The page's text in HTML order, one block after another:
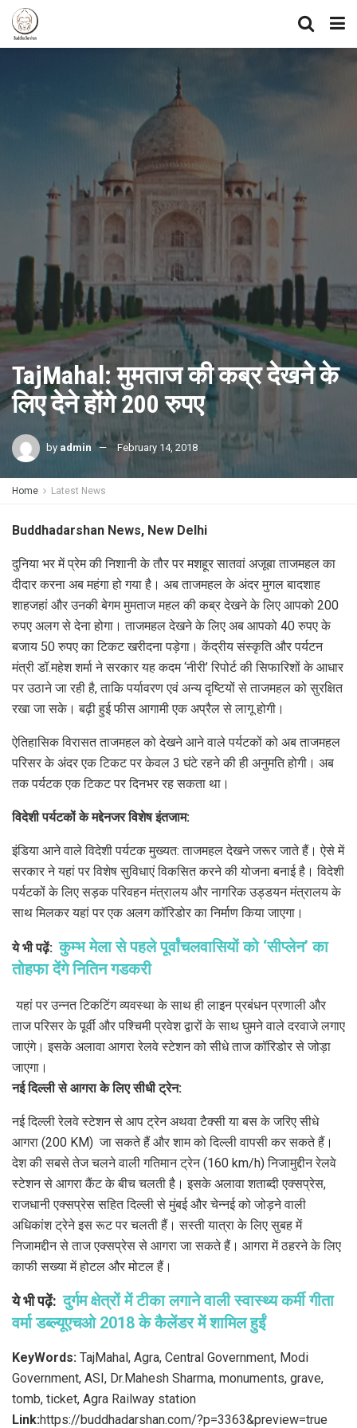
TajMahal: मुमताज की कब्र देखने के
लिए देने होंगे 200 रुपए
by admin February 14, 2018
Home Latest News
Buddhadarshan News, New Delhi
दुनिया भर में प्रेम की निशानी के तौर पर मशहूर सातवां अजूबा ताजमहल का
दीदार करना अब महंगा हो गया है। अब ताजमहल के अंदर मुगल बादशाह
शाहजहां और उनकी बेगम मुमताज महल की कब्र देखने के लिए आपको 200
रुपए अलग से देना होगा। ताजमहल देखने के लिए अब आपको 40 रुपए के
बजाय 50 रुपए का टिकट खरीदना पड़ेगा। केंद्रीय संस्कृति और पर्यटन
मंत्री डॉ.महेश शर्मा ने सरकार यह कदम ‘नीरी’ रिपोर्ट की सिफारिशों के आधार
पर उठाने जा रही है, ताकि पर्यावरण एवं अन्य दृष्टियों से ताजमहल को सुरक्षित
रखा जा सके। बढ़ी हुई फीस आगामी एक अप्रैल से लागू होगी।
ऐतिहासिक विरासत ताजमहल को देखने आने वाले पर्यटकों को अब ताजमहल
परिसर के अंदर एक टिकट पर केवल 3 घंटे रहने की ही अनुमति होगी। अब
तक पर्यटक एक टिकट पर दिनभर रह सकता था।
विदेशी पर्यटकों के मद्देनजर विशेष इंतजाम:
इंडिया आने वाले विदेशी पर्यटक मुख्यत: ताजमहल देखने जरूर जाते हैं। ऐसे में
सरकार ने यहां पर विशेष सुविधाएं विकसित करने की योजना बनाई है। विदेशी
पर्यटकों के लिए सड़क परिवहन मंत्रालय और नागरिक उड्डयन मंत्रालय के
साथ मिलकर यहां पर एक अलग कॉरिडोर का निर्माण किया जाएगा।
ये भी पढ़ें:कुम्भ मेला से पहले पूर्वांचलवासियों को ‘सीप्लेन’ का
तोहफा देंगे नितिन गडकरी
यहां पर उन्नत टिकटिंग व्यवस्था के साथ ही लाइन प्रबंधन प्रणाली और
ताज परिसर के पूर्वी और पश्चिमी प्रवेश द्वारों के साथ घुमने वाले दरवाजे लगाए
जाएंगे। इसके अलावा आगरा रेलवे स्टेशन को सीधे ताज कॉरिडोर से जोड़ा
जाएगा।
नई दिल्ली से आगरा के लिए सीधी ट्रेन:
नई दिल्ली रेलवे स्टेशन से आप ट्रेन अथवा टैक्सी या बस के जरिए सीधे
आगरा (200 KM) जा सकते हैं और शाम को दिल्ली वापसी कर सकते हैं।
देश की सबसे तेज चलने वाली गतिमान ट्रेन (160 km/h) निजामुद्दीन रेलवे
स्टेशन से आगरा कैंट के बीच चलती है। इसके अलावा शताब्दी एक्सप्रेस,
राजधानी एक्सप्रेस सहित दिल्ली से मुंबई और चेन्नई को जोड़ने वाली
अधिकांश ट्रेने इस रूट पर चलती हैं। सस्ती यात्रा के लिए सुबह में
निजामद्दीन से ताज एक्सप्रेस से आगरा जा सकते हैं। आगरा में ठहरने के लिए
काफी सख्या में होटल और मोटल हैं।
ये भी पढ़ें:दुर्गम क्षेत्रों में टीका लगाने वाली स्वास्थ्य कर्मी गीता
वर्मा डब्ल्यूएचओ 2018 के कैलेंडर में शामिल हुईं
KeyWords: TajMahal, Agra, Central Government, Modi
Government, ASI, Dr.Mahesh Sharma, monuments, grave,
tomb, ticket, Agra Railway station
Link:https://buddhadarshan.com/?p=3363&preview=true